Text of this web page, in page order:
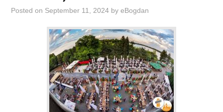
Posted on September 11, 2024 byeBogdan